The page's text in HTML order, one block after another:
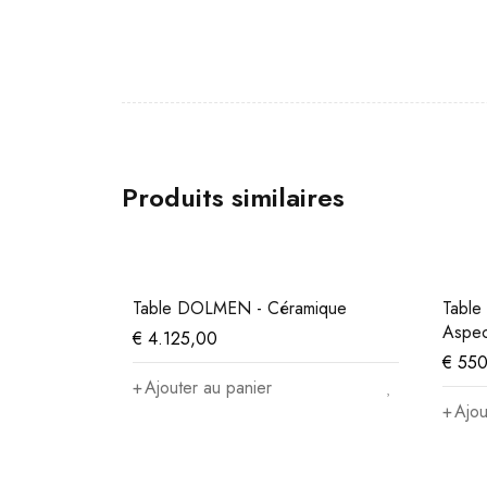
Produits similaires
Table DOLMEN - Céramique
€ 4.125,00
Ajouter au panier
€